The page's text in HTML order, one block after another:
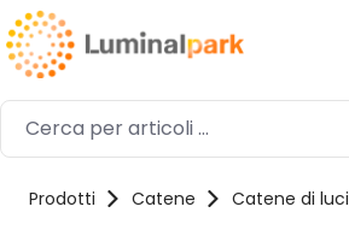
Passa al contenuto principale
Prodotti Catene Catene di luci